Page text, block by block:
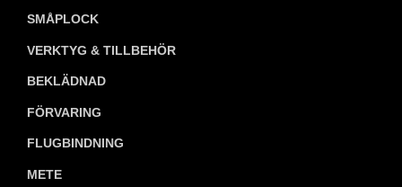
SMÅPLOCK
VERKTYG & TILLBEHÖR
BEKLÄDNAD
FÖRVARING
FLUGBINDNING
METE